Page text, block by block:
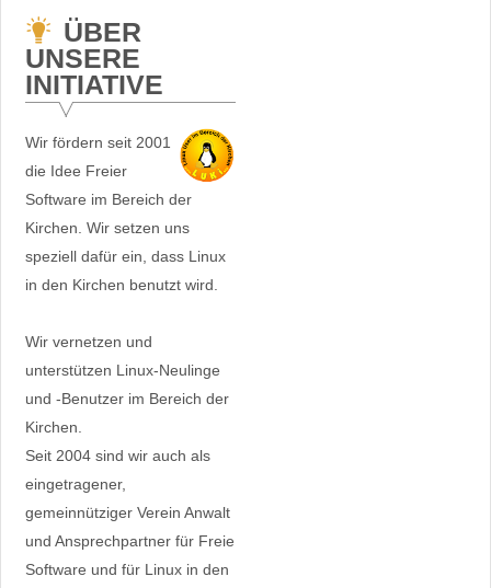
ÜBER
UNSERE
INITIATIVE
Wir fördern seit 2001
die Idee Freier
Software im Bereich der
Kirchen. Wir setzen uns
speziell dafür ein, dass Linux
in den Kirchen benutzt wird.
Wir vernetzen und
unterstützen Linux-Neulinge
und -Benutzer im Bereich der
Kirchen.
Seit 2004 sind wir auch als
eingetragener,
gemeinnütziger Verein Anwalt
und Ansprechpartner für Freie
Software und für Linux in den